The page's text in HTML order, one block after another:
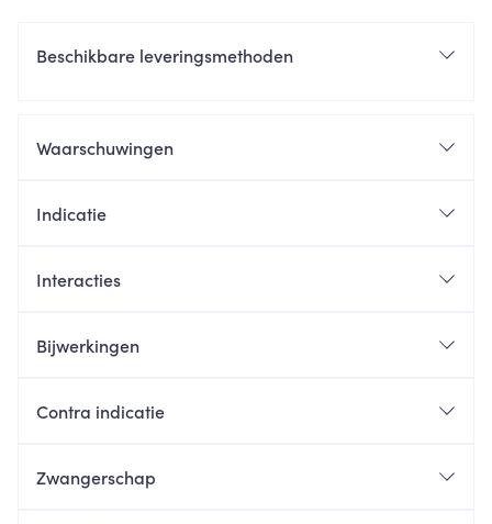
Beschikbare leveringsmethoden
Waarschuwingen
Indicatie
Interacties
Bijwerkingen
Contra indicatie
Zwangerschap